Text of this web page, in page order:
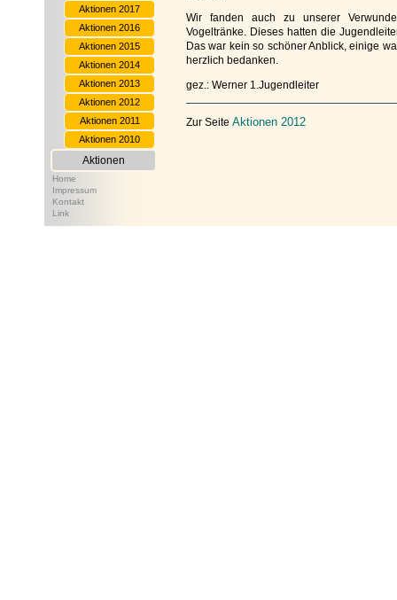
Aktionen 2017
Aktionen 2016
Aktionen 2015
Aktionen 2014
Aktionen 2013
Aktionen 2012
Aktionen 2011
Aktionen 2010
Aktionen
Home
Impressum
Kontakt
Link
Wir fanden auch zu unserer
Vogeltränke. Dieses hatten die
Das war kein so schöner Anblick, einige
herzlich bedanken.
gez.: Werner 1.Jugendleiter
Zur Seite Aktionen 2012